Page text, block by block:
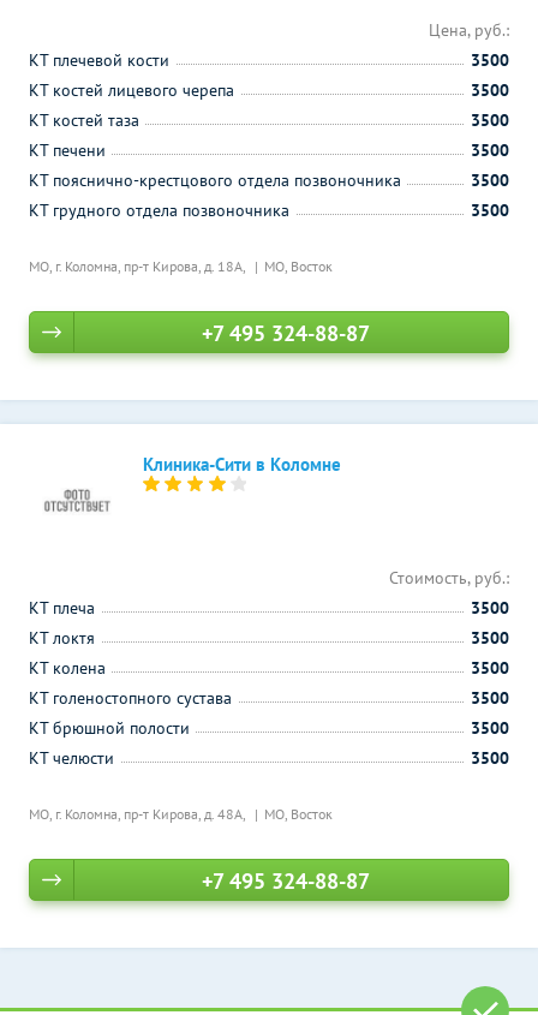
МО, г. Коломна, пр-т Кирова, д. 18А, МО, Восток
Цена, руб.:
КТ плечевой кости
3500
КТ костей лицевого черепа
3500
КТ костей таза
3500
КТ печени
3500
КТ пояснично-крестцового отдела позвоночника
3500
КТ грудного отдела позвоночника
3500
+7 495 324-88-87
Клиника-Сити в Коломне
МО, г. Коломна, пр-т Кирова, д. 48А, МО, Восток
Стоимость, руб.:
КТ плеча
3500
КТ локтя
3500
КТ колена
3500
КТ голеностопного сустава
3500
КТ брюшной полости
3500
КТ челюсти
3500
+7 495 324-88-87